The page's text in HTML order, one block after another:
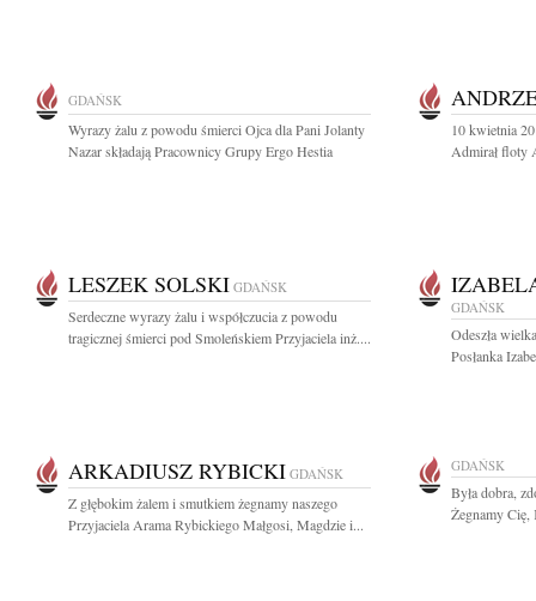
GDAŃSK
Wyrazy żalu z powodu śmierci Ojca dla Pani Jolanty
Nazar składają Pracownicy Grupy Ergo Hestia
10 kwietnia
Admirał floty
LESZEK SOLSKI GDAŃSK
Serdeczne wyrazy żalu i współczucia z powodu
tragicznej śmierci pod Smoleńskiem Przyjaciela inż....
GDAŃSK
Odeszła
Posłanka
ARKADIUSZ RYBICKI GDAŃSK
Z głębokim żalem i smutkiem żegnamy naszego
Przyjaciela Arama Rybickiego Małgosi, Magdzie i...
GDAŃSK
Była dobra,
Żegnamy